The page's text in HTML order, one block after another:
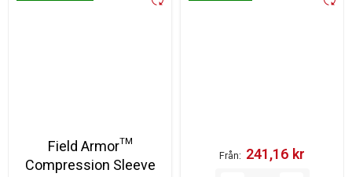
Field Armor™
Compression Sleeve
Från 241,16 kr‎